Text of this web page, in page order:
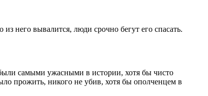
него вывалится, люди срочно бегут его спасать.
самыми ужасными в истории, хотя бы чисто
прожить, никого не убив, хотя бы ополченцем в